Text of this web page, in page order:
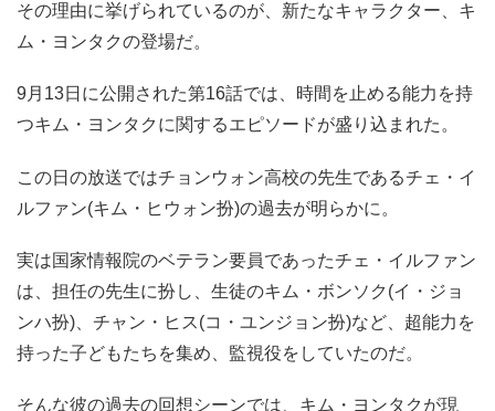
その理由に挙げられているのが、新たなキャラクター、キ
ム・ヨンタクの登場だ。
9月13日に公開された第16話では、時間を止める能力を持
つキム・ヨンタクに関するエピソードが盛り込まれた。
この日の放送ではチョンウォン高校の先生であるチェ・イ
ルファン(キム・ヒウォン扮)の過去が明らかに。
実は国家情報院のベテラン要員であったチェ・イルファン
は、担任の先生に扮し、生徒のキム・ボンソク(イ・ジョ
ンハ扮)、チャン・ヒス(コ・ユンジョン扮)など、超能力を
持った子どもたちを集め、監視役をしていたのだ。
そんな彼の過去の回想シーンでは、キム・ヨンタクが現